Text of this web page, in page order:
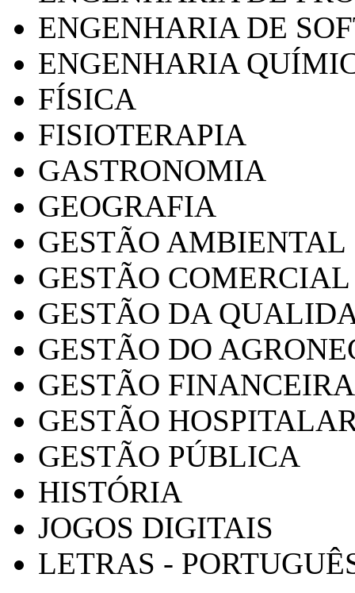
ENGENHARIA DE
ENGENHARIA
FÍSICA
FISIOTERAPIA
GASTRONOMIA
GEOGRAFIA
GESTÃO AMBIENTAL
GESTÃO COMERCIAL
GESTÃO DA
GESTÃO DO
GESTÃO FINANCEIRA
GESTÃO
GESTÃO PÚBLICA
HISTÓRIA
JOGOS DIGITAIS
LETRAS -